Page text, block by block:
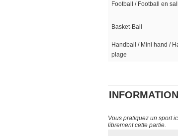
Football / Football en
Basket-Ball
Handball / Mini hand /
plage
Vous pratiquez un sport
librement cette partie.